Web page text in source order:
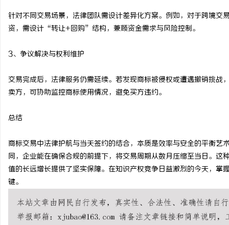
针对不同交易场景，法律团队需设计差异化方案。例如，对于跨境
资，需设计“转让+回购”结构，兼顾资金需求与风险控制。
3、争议解决与权利维护
交易完成后，法律服务仍需延续。若发现商标被侵权或遭遇撤销挑
卖方，可协助监控商标使用情况，避免买方违约。
总结
商标交易中法律护航与当天签约的结合，本质是效率与安全的平衡
同，企业能在确保合规的前提下，将交易周期从数月压缩至当日。
值的长远增长提供了坚实保障。在知识产权竞争日益激烈的今天，
键。